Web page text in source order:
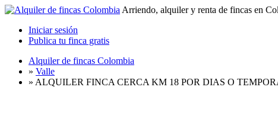
Arriendo, alquiler y renta de fincas en
Iniciar sesión
Publica tu finca gratis
Alquiler de fincas Colombia
» Valle
» ALQUILER FINCA CERCA KM 18 POR DIAS O